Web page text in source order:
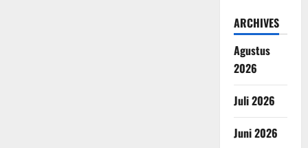
ARCHIVES
Agustus
2026
Juli 2026
Juni 2026